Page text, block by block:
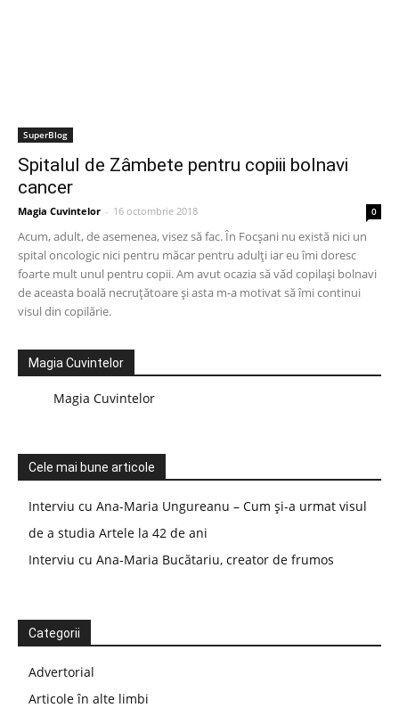
SuperBlog
Spitalul de Zâmbete pentru copiii bolnavi
cancer
Magia Cuvintelor - 16 octombrie 2018 0
Acum, adult, de asemenea, visez să fac. În Focșani nu există nici un
spital oncologic nici pentru măcar pentru adulți iar eu îmi doresc
foarte mult unul pentru copii. Am avut ocazia să văd copilași bolnavi
de aceasta boală necruțătoare și asta m-a motivat să îmi continui
visul din copilărie.
Magia Cuvintelor
Magia Cuvintelor
Cele mai bune articole
Interviu cu Ana-Maria Ungureanu – Cum și-a urmat visul
de a studia Artele la 42 de ani
Interviu cu Ana-Maria Bucătariu, creator de frumos
Categorii
Advertorial
Articole în alte limbi